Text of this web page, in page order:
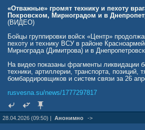
«Отважные» громят технику и пехоту
Покровском, Мирноградом и в
(ВИДЕО)
Бойцы группировки войск «Центр»
пехоту и технику ВСУ в районе
Мирнограда (Димитрова) и в
На видео показаны фрагменты ликвидации
техники, артиллерии, транспорта, позиций,
бомбардировщиков и систем связи за 26
rusvesna.su/news/1777297817
28.04.2026 (09:50) | Анонимно ->